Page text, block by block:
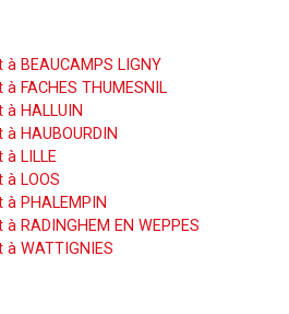
BEAUCAMPS LIGNY
FACHES THUMESNIL
HALLUIN
HAUBOURDIN
LILLE
LOOS
PHALEMPIN
RADINGHEM EN WEPPES
WATTIGNIES